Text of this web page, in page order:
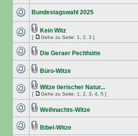
Bundestagswahl 2025
Kein Witz
[ Gehe zu Seite: 1 2 3 ]
Die Geraer Pechhütte
Büro-Witze
Witze tierischer Natur...
[ Gehe zu Seite: 1 2 3 4 5 ]
Weihnachts-Witze
Bibel-Witze